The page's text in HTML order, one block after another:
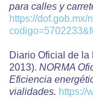
para calles y
https://dof.gob.mx/
Diario Oficial de la
2013). NORMA
Eficiencia
vialidades. https://